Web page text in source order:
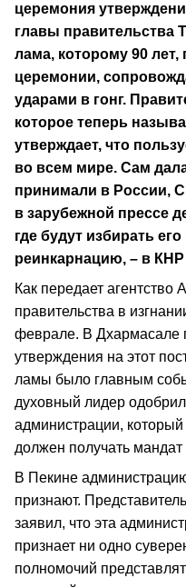
церемония
главы правительства
лама, которому 90 лет,
церемонии,
ударами в гонг.
которое теперь
утверждает, что
во всем мире. Сам
принимали в России,
в зарубежной прессе
где будут избирать
реинкарнацию, – в КНР
Как передает агентство
правительства в
феврале. В Дхармасале
утверждения на этот
ламы было главным
духовный лидер
администрации,
должен получать мандат
В Пекине
признают.
заявил, что эта
признает ни одно
полномочий